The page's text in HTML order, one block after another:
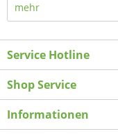
mehr
Service Hotline
Shop Service
Informationen